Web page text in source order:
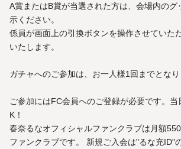
A賞またはB賞が当選された方は、会場内のグ
示ください。
係員が画面上の引換ボタンを操作させていた
いたします。
ガチャへのご参加は、お一人様1回までとなり
ご参加にはFC会員へのご登録が必要です。
K！
春奈るなオフィシャルファンクラブは月額
ファンクラブです。 新規ご入会は"るな充ID"